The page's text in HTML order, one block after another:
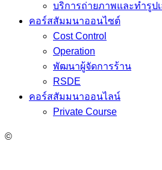
บริการถ่ายภาพและทำรูป
คอร์สสัมมนาออนไซต์
Cost Control
Operation
พัฒนาผู้จัดการร้าน
RSDE
คอร์สสัมมนาออนไลน์
Private Course
©